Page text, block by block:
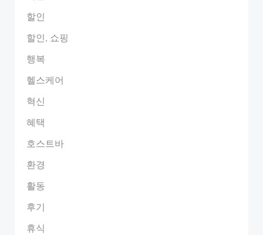
할인
할인, 쇼핑
행복
헬스케어
혁신
혜택
호스트바
환경
활동
후기
휴식